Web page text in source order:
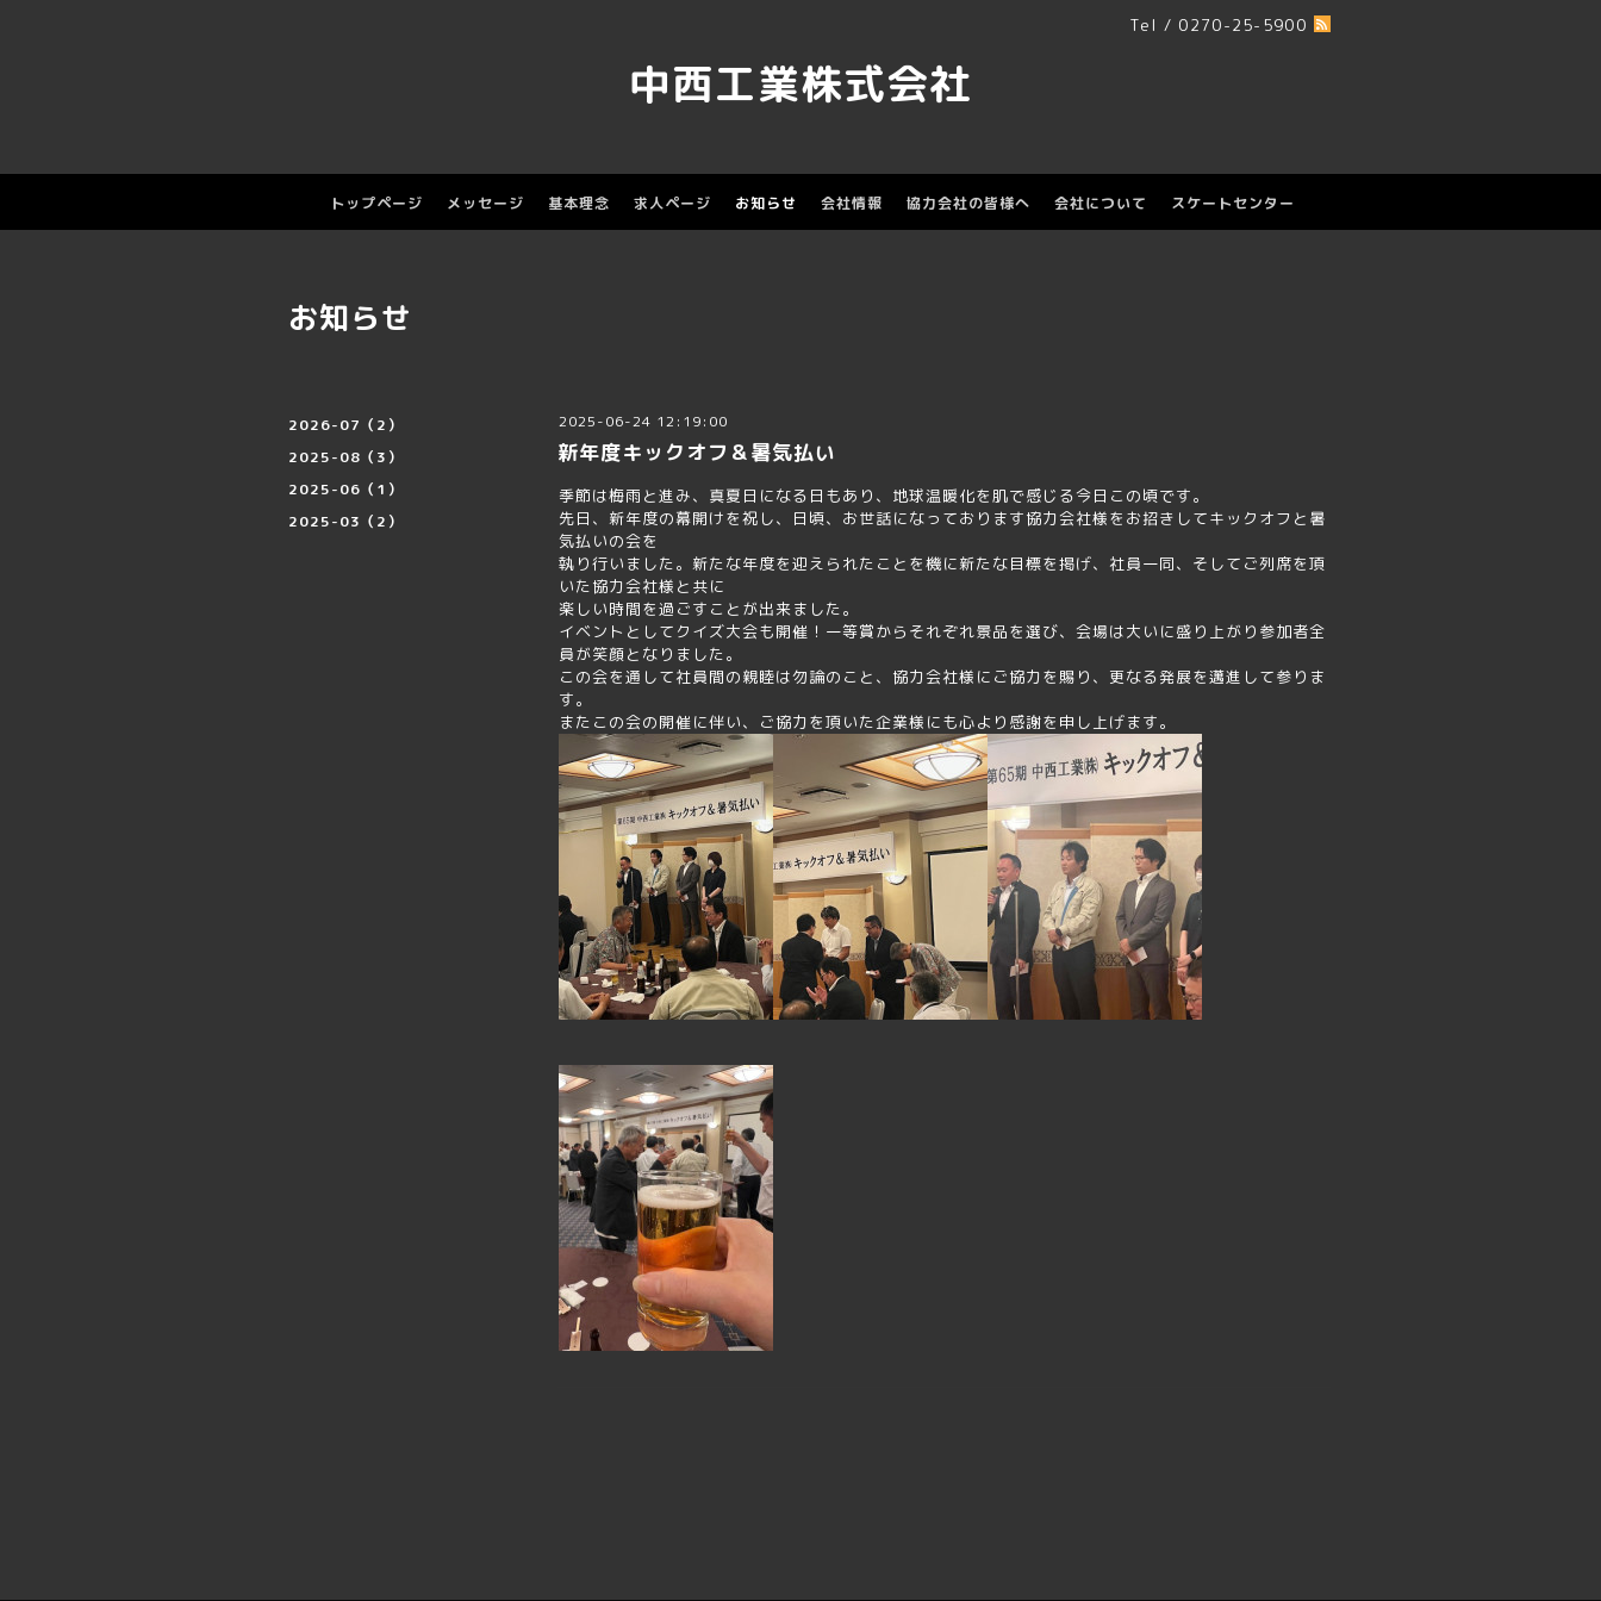
Tel / 0270-25-5900
中西工業株式会社
トップページ メッセージ 基本理念 求人ページ お知らせ 会社情報 協力会社の皆様へ 会社について スケートセンター
2026-07（2）
2025-08（3）
2025-06（1）
2025-03（2）
お知らせ
2025-06-24 12:19:00
新年度キックオフ＆暑気払い
季節は梅雨と進み、真夏日になる日もあり、地球温暖化を肌で感じる今日この頃です。
先日、新年度の幕開けを祝し、日頃、お世話になっております協力会社様をお招きしてキックオフと暑
気払いの会を
執り行いました。新たな年度を迎えられたことを機に新たな目標を掲げ、社員一同、そしてご列席を頂
いた協力会社様と共に
楽しい時間を過ごすことが出来ました。
イベントとしてクイズ大会も開催！一等賞からそれぞれ景品を選び、会場は大いに盛り上がり参加者全
員が笑顔となりました。
この会を通して社員間の親睦は勿論のこと、協力会社様にご協力を賜り、更なる発展を邁進して参りま
す。
またこの会の開催に伴い、ご協力を頂いた企業様にも心より感謝を申し上げます。